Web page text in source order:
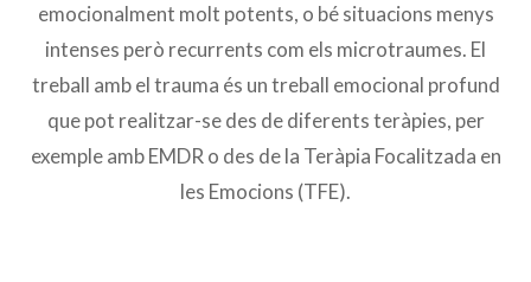
emocionalment molt potents, o bé situacions menys
intenses però recurrents com els microtraumes. El
treball amb el trauma és un treball emocional profund
que pot realitzar-se des de diferents teràpies, per
exemple amb EMDR o des de la Teràpia Focalitzada en
les Emocions (TFE).